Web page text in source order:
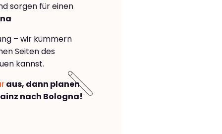
sorgen für einen
– wir kümmern
Seiten des
kannst.
aus, dann planen
nach Bologna!